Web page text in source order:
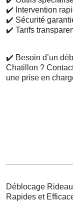
✔️ Intervention
✔️ Sécurité
✔️ Tarifs
✔️ Besoin d’un
Chatillon ?
une prise en
Déblocage
Rapides et